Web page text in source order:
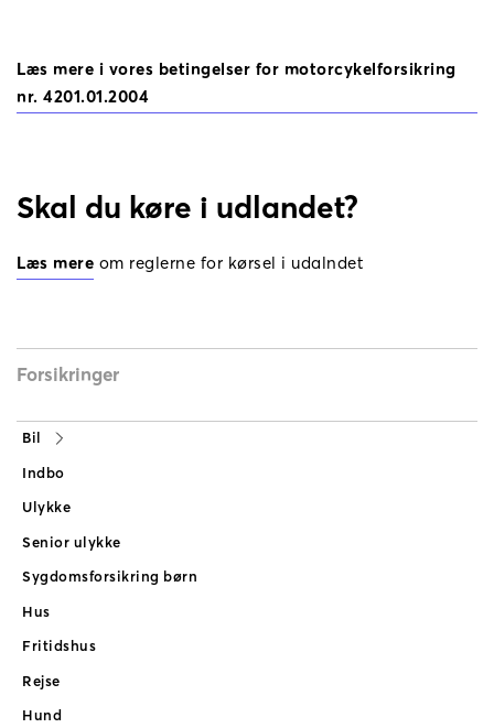
Forsikringer
Bil
Indbo
Ulykke
Senior ulykke
Sygdomsforsikring børn
Hus
Fritidshus
Rejse
Hund
Læs mere i vores betingelser for motorcykelforsikring
nr. 4201.01.2004
Skal du køre i udlandet?
Læs mere om reglerne for kørsel i udalndet